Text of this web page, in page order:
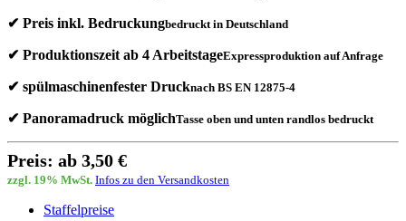
✔ Preis inkl. Bedruckungbedruckt in Deutschland
✔ Produktionszeit ab 4 ArbeitstageExpressproduktion auf Anfrage
✔ spülmaschinenfester Drucknach BS EN 12875-4
✔ Panoramadruck möglichTasse oben und unten randlos bedruckt
Preis: ab 3,50 €
zzgl. 19% MwSt. Infos zu den Versandkosten
Staffelpreise